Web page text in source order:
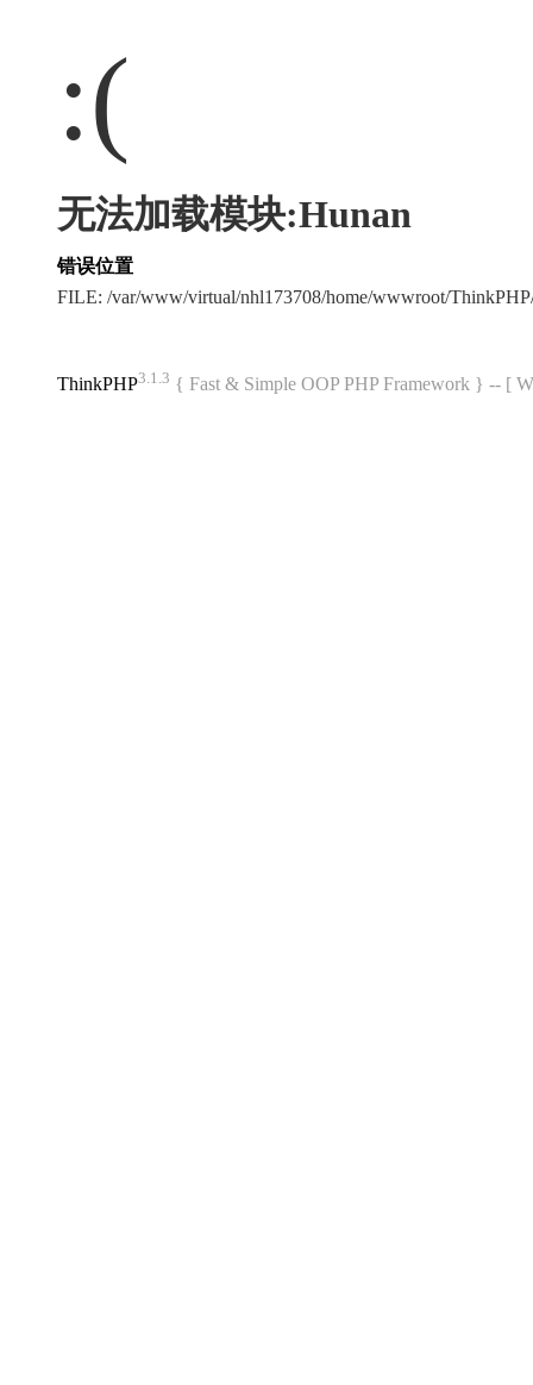
:(
无法加载模块:Hunan
错误位置
FILE: /var/www/virtual/nhl173708/home/wwwroot/
ThinkPHP3.1.3 { Fast & Simple OOP PHP Framework } -- [